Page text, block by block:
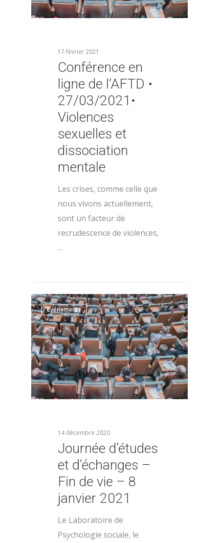
17 février 2021
Conférence en
ligne de l’AFTD •
27/03/2021•
Violences
sexuelles et
dissociation
mentale
Les crises, comme celle que
nous vivons actuellement,
sont un facteur de
recrudescence de violences,
…
Evénements
14 décembre 2020
Journée d’études
et d’échanges –
Fin de vie – 8
janvier 2021
Le Laboratoire de
Psychologie sociale, le
0